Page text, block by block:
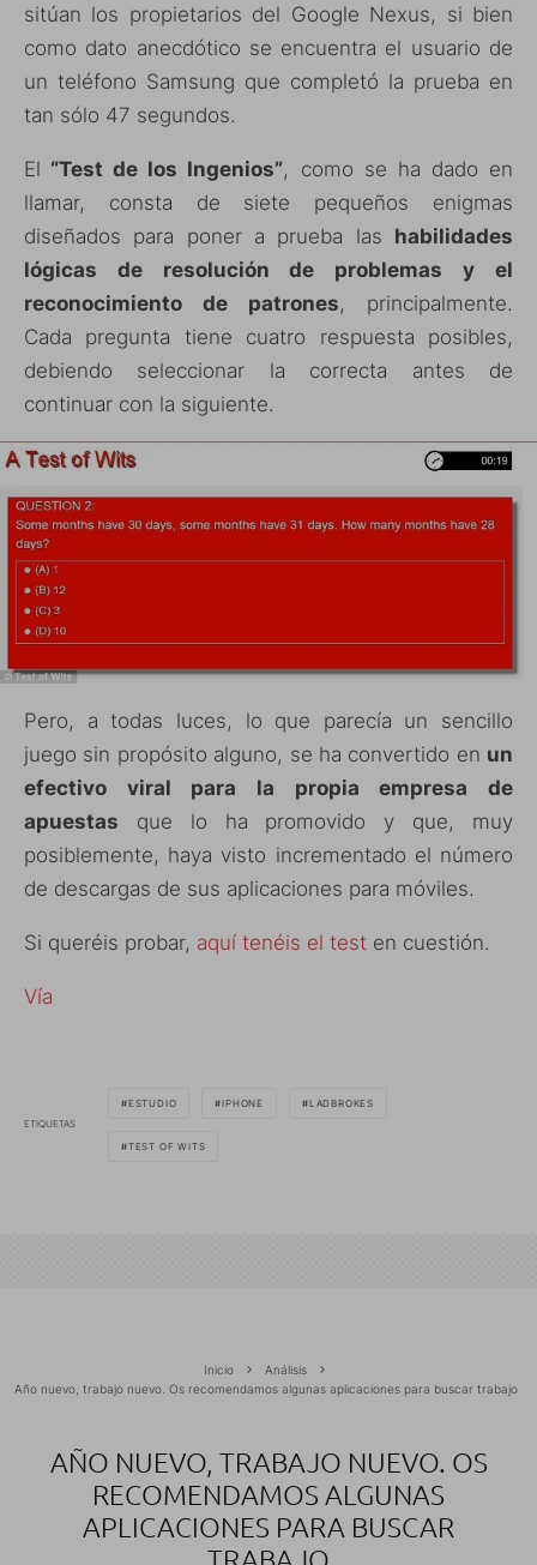
sitúan los propietarios del Google Nexus, si bien
como dato anecdótico se encuentra el usuario de
un teléfono Samsung que completó la prueba en
tan sólo 47 segundos.
El “Test de los Ingenios”, como se ha dado en
llamar, consta de siete pequeños enigmas
diseñados para poner a prueba las habilidades
lógicas de resolución de problemas y el
reconocimiento de patrones, principalmente.
Cada pregunta tiene cuatro respuesta posibles,
debiendo seleccionar la correcta antes de
continuar con la siguiente.
Pero, a todas luces, lo que parecía un sencillo
juego sin propósito alguno, se ha convertido en un
efectivo viral para la propia empresa de
apuestas que lo ha promovido y que, muy
posiblemente, haya visto incrementado el número
de descargas de sus aplicaciones para móviles.
Si queréis probar, aquí tenéis el test en cuestión.
Vía
ETIQUETAS
ESTUDIO IPHONE LADBROKES
TEST OF WITS
Inicio
Análisis
Año nuevo, trabajo nuevo. Os recomendamos algunas aplicaciones para buscar trabajo
AÑO NUEVO, TRABAJO NUEVO. OS
RECOMENDAMOS ALGUNAS
APLICACIONES PARA BUSCAR